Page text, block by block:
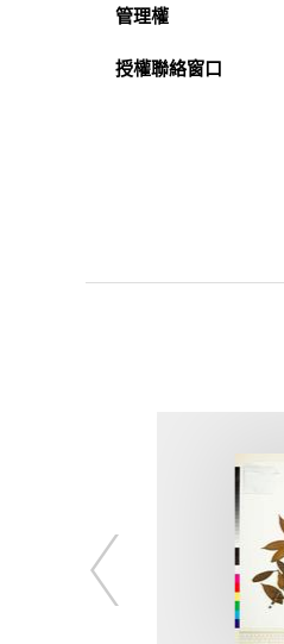
管理權
授權聯絡窗口